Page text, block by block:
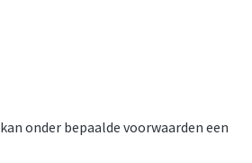
onder bepaalde voorwaarden een